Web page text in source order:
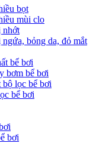
bọt
mùi clo
nhớt
bỏng da, đỏ mắt
bể bơi
bơm bể bơi
bộ lọc bể bơi
bể bơi
bơi